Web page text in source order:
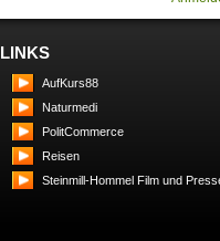
LINKS
AufKurs88
Naturmedi
PolitCommerce
Reisen
Steinmill-Hommel Film und